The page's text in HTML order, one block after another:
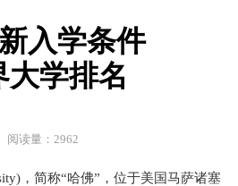
入学条件
大学排名
阅读量：2962
，简称“哈佛”，位于美国马萨诸塞